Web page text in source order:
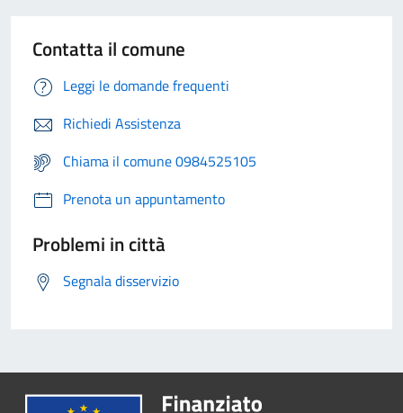
Contatta il comune
Leggi le domande frequenti
Richiedi Assistenza
Chiama il comune 0984525105
Prenota un appuntamento
Problemi in città
Segnala disservizio